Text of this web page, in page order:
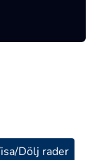
Dölj rader